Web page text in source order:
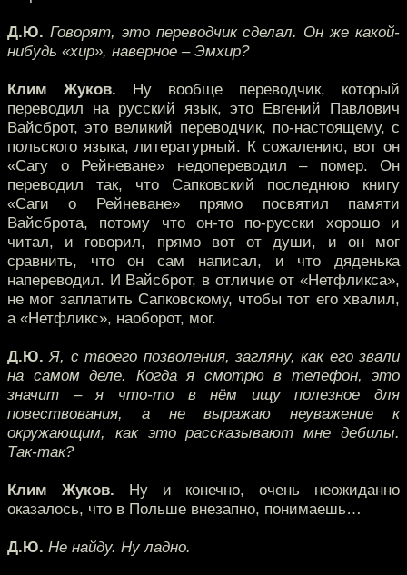
Д.Ю. Говорят, это переводчик сделал. Он же какой-
нибудь «хир», наверное – Эмхир?
Клим Жуков. Ну вообще переводчик, который
переводил на русский язык, это Евгений Павлович
Вайсброт, это великий переводчик, по-настоящему, с
польского языка, литературный. К сожалению, вот он
«Сагу о Рейневане» недопереводил – помер. Он
переводил так, что Сапковский последнюю книгу
«Саги о Рейневане» прямо посвятил памяти
Вайсброта, потому что он-то по-русски хорошо и
читал, и говорил, прямо вот от души, и он мог
сравнить, что он сам написал, и что дяденька
напереводил. И Вайсброт, в отличие от «Нетфликса»,
не мог заплатить Сапковскому, чтобы тот его хвалил,
а «Нетфликс», наоборот, мог.
Д.Ю. Я, с твоего позволения, загляну, как его звали
на самом деле. Когда я смотрю в телефон, это
значит – я что-то в нём ищу полезное для
повествования, а не выражаю неуважение к
окружающим, как это рассказывают мне дебилы.
Так-так?
Клим Жуков. Ну и конечно, очень неожиданно
оказалось, что в Польше внезапно, понимаешь…
Д.Ю. Не найду. Ну ладно.